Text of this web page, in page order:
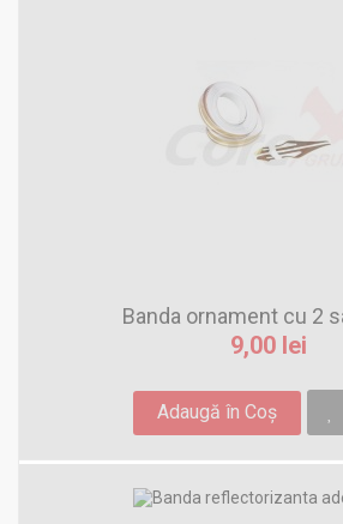
Banda ornament cu 2
9,00 lei
Adaugă în Coş